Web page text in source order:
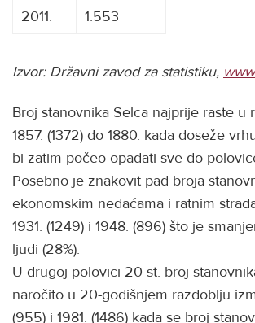
2011. 1.553
Izvor: Državni zavod za statistiku,
Broj stanovnika Selca najprije raste u
1857. (1372) do 1880. kada doseže
bi zatim počeo opadati sve do
Posebno je znakovit pad broja
ekonomskim nedaćama i ratnim
1931. (1249) i 1948. (896) što je
ljudi (28%).
U drugoj polovici 20 st. broj
naročito u 20-godišnjem razdoblju
(955) i 1981. (1486) kada se broj